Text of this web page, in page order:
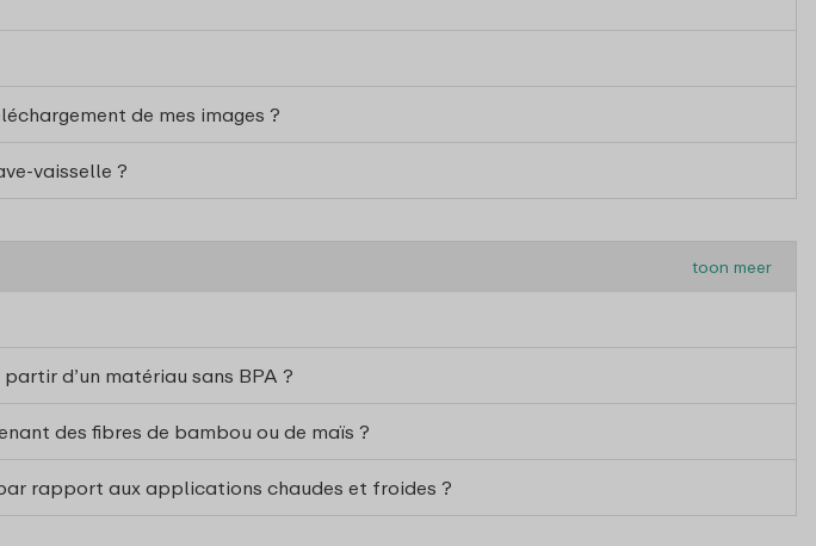
de mes images ?
vaisselle ?
toon meer
d’un matériau sans BPA ?
des fibres de bambou ou de maïs ?
rapport aux applications chaudes et froides ?